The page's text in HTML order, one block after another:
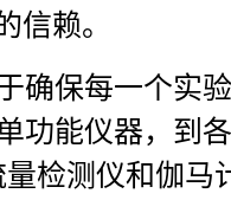
信赖。
确保每一个实
能仪器，到
检测仪和伽马